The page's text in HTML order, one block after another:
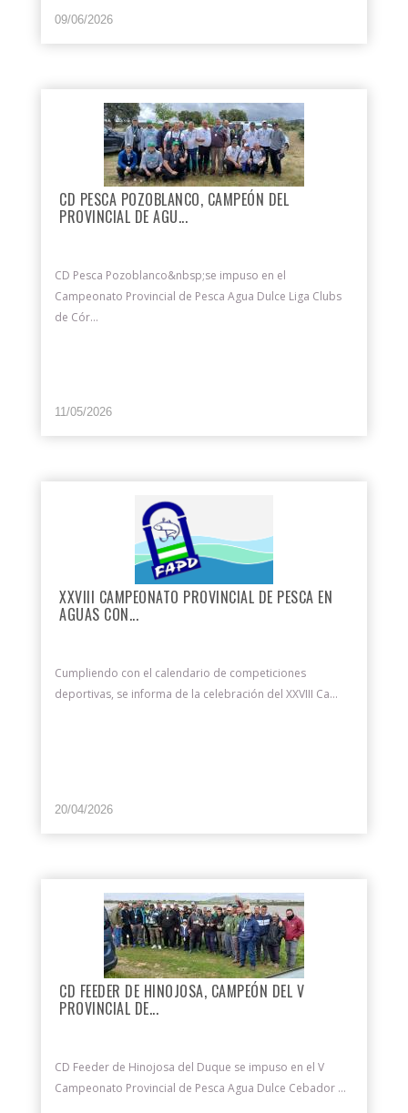
09/06/2026
CD PESCA POZOBLANCO, CAMPEÓN DEL
PROVINCIAL DE AGU...
CD Pesca Pozoblanco&nbsp;se impuso en el
Campeonato Provincial de Pesca Agua Dulce Liga Clubs
de Cór...
11/05/2026
XXVIII CAMPEONATO PROVINCIAL DE PESCA EN
AGUAS CON...
Cumpliendo con el calendario de competiciones
deportivas, se informa de la celebración del XXVIII Ca...
20/04/2026
CD FEEDER DE HINOJOSA, CAMPEÓN DEL V
PROVINCIAL DE...
CD Feeder de Hinojosa del Duque se impuso en el V
Campeonato Provincial de Pesca Agua Dulce Cebador ...